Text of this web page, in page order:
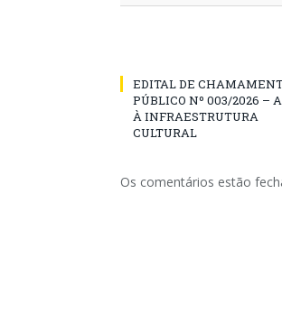
EDITAL DE
PÚBLICO Nº 003/2026 –
À INFRAESTRUTURA
CULTURAL
Os comentários estão